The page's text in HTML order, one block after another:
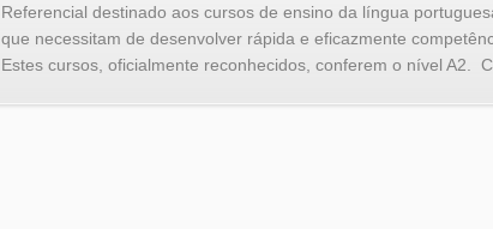
Referencial destinado aos cursos de ensino da língua
que necessitam de desenvolver rápida e eficazmente
Estes cursos, oficialmente reconhecidos, conferem o nível A2.